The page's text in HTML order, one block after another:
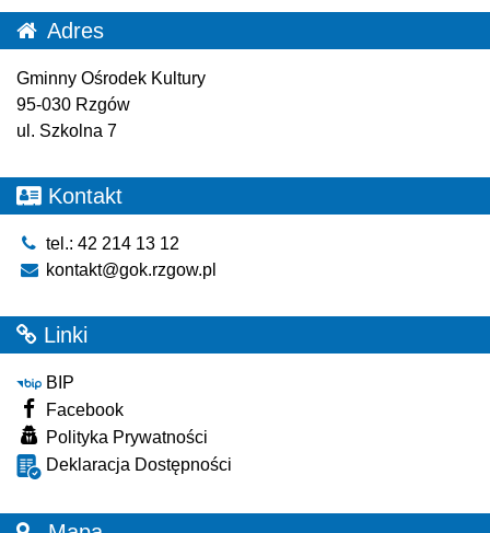
Adres
Gminny Ośrodek Kultury
95-030 Rzgów
ul. Szkolna 7
Kontakt
tel.: 42 214 13 12
kontakt@gok.rzgow.pl
Linki
BIP
Facebook
Polityka Prywatności
Deklaracja Dostępności